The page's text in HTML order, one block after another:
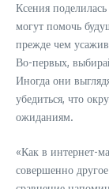
Ксения
могут помочь
прежде чем
Во-первых,
Иногда они
убедиться, что
ожиданиям.
«Как в интернет-
совершенно